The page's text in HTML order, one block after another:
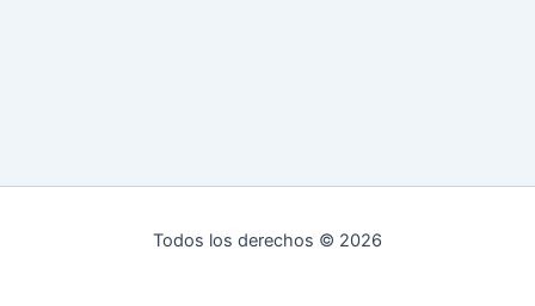
Todos los derechos © 2026